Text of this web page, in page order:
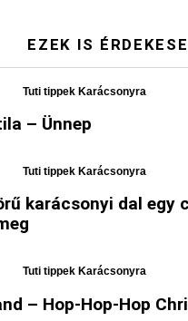
EZEK IS
Tuti tippek Karácsonyra
– Ünnep
Tuti tippek Karácsonyra
karácsonyi dal egy
Tuti tippek Karácsonyra
– Hop-Hop-Hop